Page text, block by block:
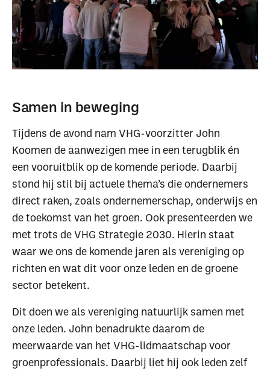
Samen in beweging
Tijdens de avond nam VHG-voorzitter John
Koomen de aanwezigen mee in een terugblik én
een vooruitblik op de komende periode. Daarbij
stond hij stil bij actuele thema’s die ondernemers
direct raken, zoals ondernemerschap, onderwijs en
de toekomst van het groen. Ook presenteerden we
met trots de VHG Strategie 2030. Hierin staat
waar we ons de komende jaren als vereniging op
richten en wat dit voor onze leden en de groene
sector betekent.
Dit doen we als vereniging natuurlijk samen met
onze leden. John benadrukte daarom de
meerwaarde van het VHG-lidmaatschap voor
groenprofessionals. Daarbij liet hij ook leden zelf